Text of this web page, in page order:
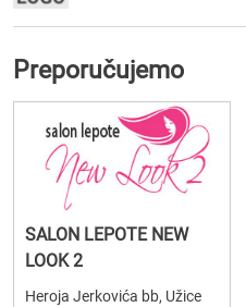
Preporučujemo
SALON LEPOTE NEW
LOOK 2
Heroja Jerkovića bb, Užice